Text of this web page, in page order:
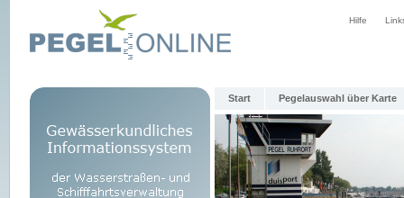
Hilfe
Start Pegelauswahl über Karte